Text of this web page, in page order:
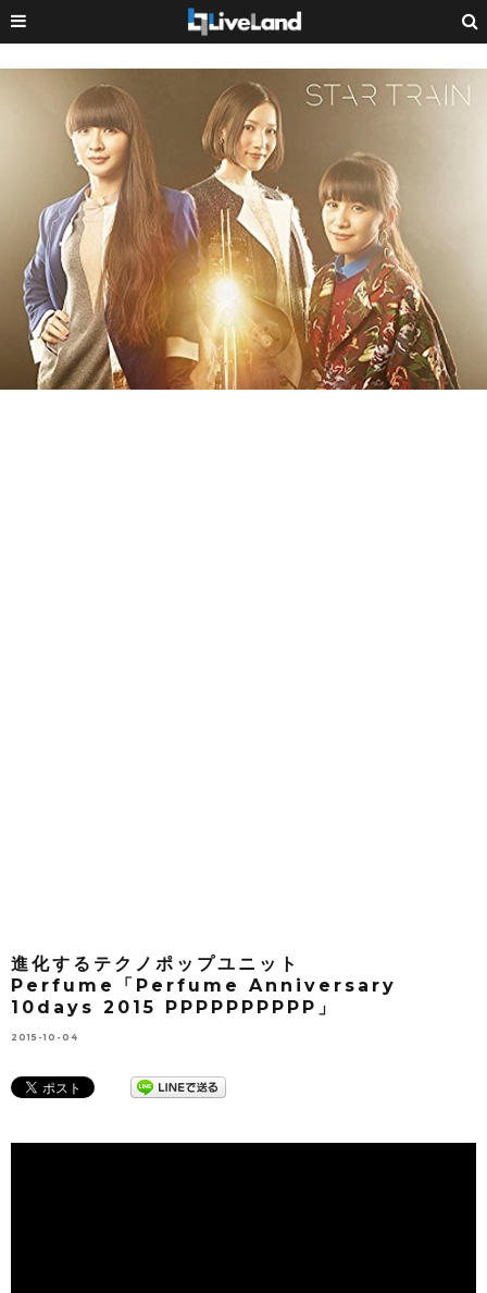
進化するテクノポップユニット
Perfume「Perfume Anniversary
10days 2015 PPPPPPPPPP」
2015-10-04